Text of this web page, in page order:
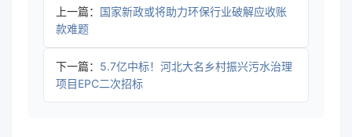
上一篇： 国家新政或将助力环保行业破解应收账
款难题
下一篇： 5.7亿中标！河北大名乡村振兴污水治理
项目EPC二次招标